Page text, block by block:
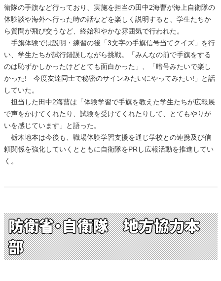
衛隊の手旗など行っており、実施を担当の田中2海曹が海上自衛隊の
体験談や海外へ行った時の話などを楽しく説明すると、学生たちか
ら質問が飛び交うなど、終始和やかな雰囲気で行われた。
手旗体験では説明・練習の後「3文字の手旗信号当てクイズ」を行
い、学生たちが試行錯誤しながら挑戦。「みんなの前で手旗をする
のは恥ずかしかったけどとても面白かった」、「暗号みたいで楽し
かった! 今度友達同士で秘密のサインみたいにやってみたい!」と話
していた。
担当した田中2海曹は「体験学習で手旗を教えた学生たちが広報展
で声をかけてくれたり、試験を受けてくれたりして、とてもやりが
いを感じています」と語った。
栃木地本は今後も、職場体験学習支援を通じ学校との連携及び信
頼関係を強化していくとともに自衛隊をPRし広報活動を推進してい
く。
防衛省・自衛隊 地方協力本
部